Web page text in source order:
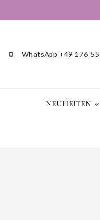
WhatsApp +49 176
NEUHEITEN